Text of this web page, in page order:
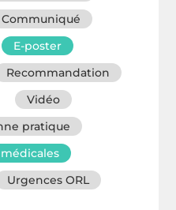
Communiqué
E-poster
Recommandation
Vidéo
pratique
Urgences ORL